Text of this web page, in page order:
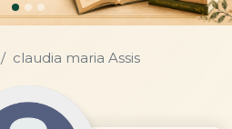
claudia maria Assis